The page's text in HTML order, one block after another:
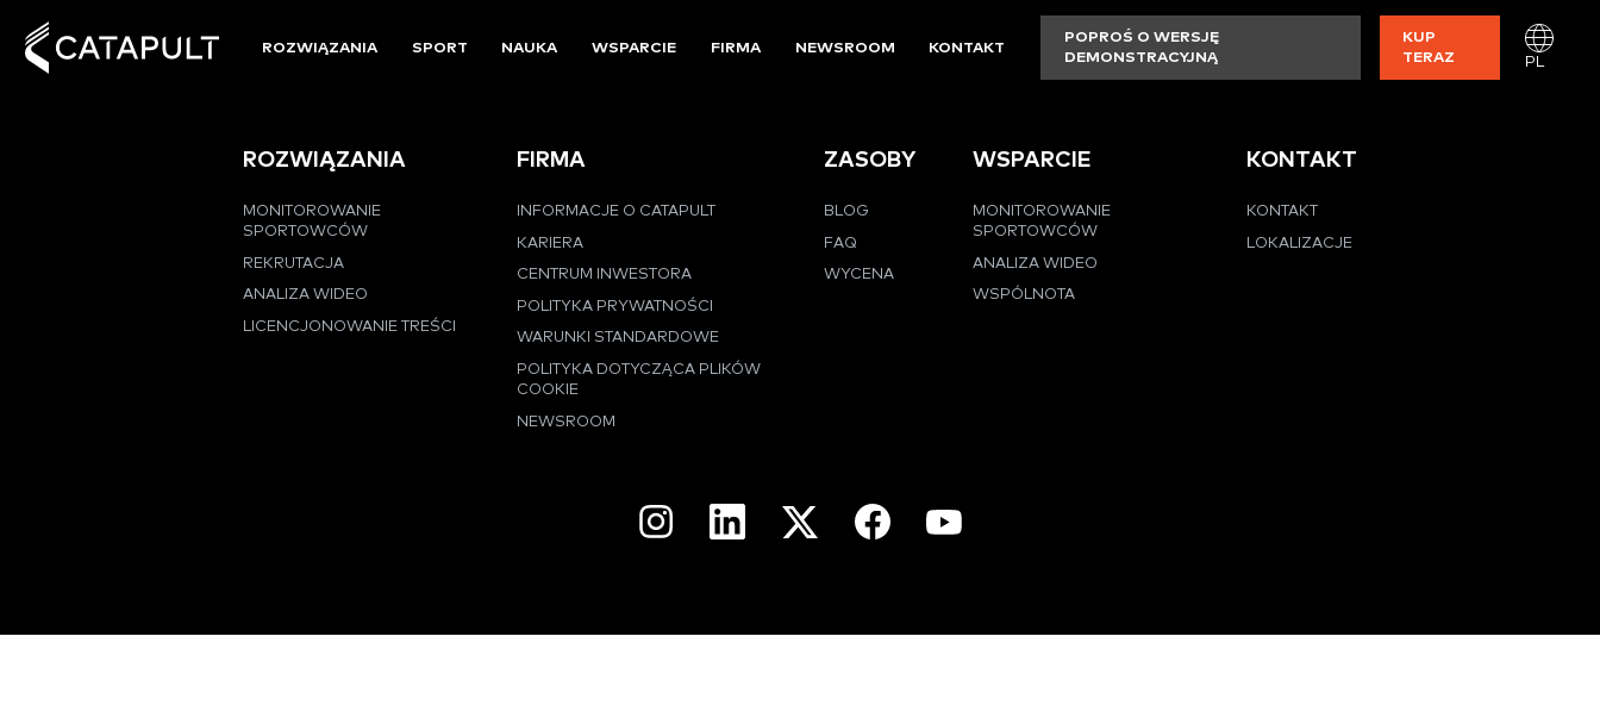
ROZWIĄZANIA SPORT NAUKA WSPARCIE FIRMA NEWSROOM KONTAKT
POPROŚ O WERSJĘ
DEMONSTRACYJNĄ
KUP
TERAZ
PL
ROZWIĄZANIA
MONITOROWANIE
SPORTOWCÓW
REKRUTACJA
ANALIZA WIDEO
LICENCJONOWANIE TREŚCI
FIRMA
INFORMACJE O CATAPULT
KARIERA
CENTRUM INWESTORA
POLITYKA PRYWATNOŚCI
WARUNKI STANDARDOWE
POLITYKA DOTYCZĄCA PLIKÓW
COOKIE
NEWSROOM
ZASOBY
BLOG
FAQ
WYCENA
WSPARCIE
MONITOROWANIE
SPORTOWCÓW
ANALIZA WIDEO
WSPÓLNOTA
KONTAKT
KONTAKT
LOKALIZACJE